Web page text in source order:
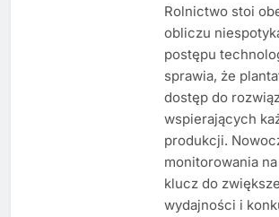
Rolnictwo stoi
obliczu
postępu
sprawia, że
dostęp do
wspierających
produkcji.
monitorowania
klucz do
wydajności i